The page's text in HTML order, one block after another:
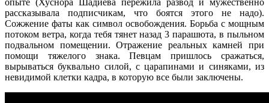
рассказывала подписчикам, что боятся этого не надо).
Сожжение фаты как символ освобождения. Борьба с мощным
потоком ветра, когда тебя тянет назад 3 парашюта, в пыльном
подвальном помещении. Отражение реальных камней при
помощи тяжелого знака. Певцам пришлось сражаться,
вырываться буквально силой, с царапинами и синяками, из
невидимой клетки кадра, в которую все были заключены.